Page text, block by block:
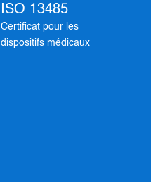
ISO 13485
Certificat pour les
dispositifs médicaux